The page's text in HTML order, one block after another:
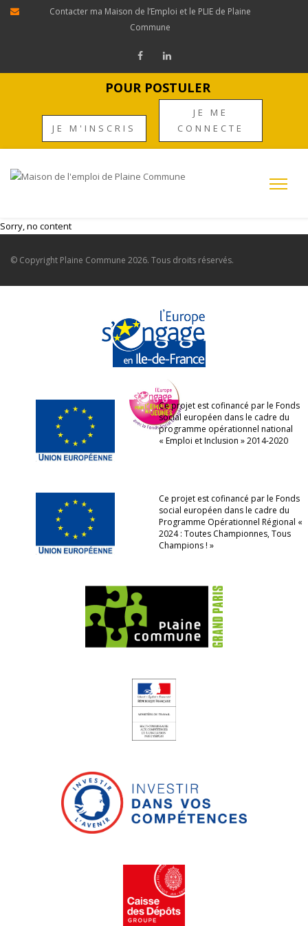
Contacter ma Maison de l’Emploi et le PLIE de Plaine
Commune
POUR POSTULER
JE M'INSCRIS
JE ME
CONNECTE
Sorry, no content
© Copyright Plaine Commune 2026. Tous droits réservés.
Ce projet est cofinancé par le Fonds
social européen dans le cadre du
programme opérationnel national
« Emploi et Inclusion » 2014-2020
Ce projet est cofinancé par le Fonds
social européen dans le cadre du
Programme Opérationnel Régional «
2024 : Toutes Championnes, Tous
Champions ! »